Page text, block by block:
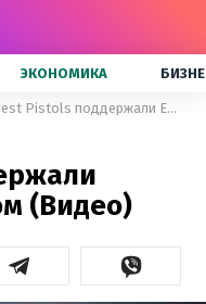
ЭКОНОМИКА
Quest Pistols поддержали Евромайдан клипом (Видео)
(Видео)